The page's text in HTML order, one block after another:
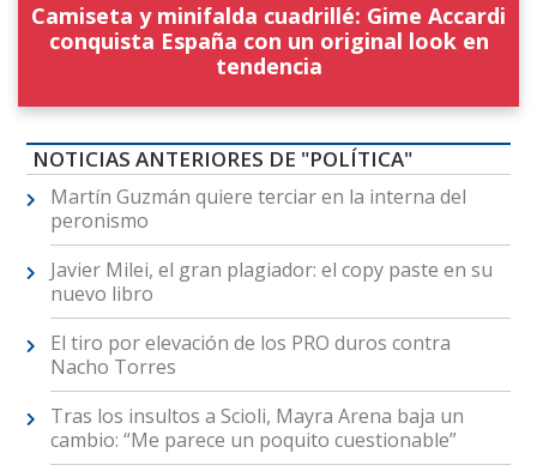
Camiseta y minifalda cuadrillé: Gime Accardi
conquista España con un original look en
tendencia
NOTICIAS ANTERIORES DE "POLÍTICA"
Martín Guzmán quiere terciar en la interna del
peronismo
Javier Milei, el gran plagiador: el copy paste en su
nuevo libro
El tiro por elevación de los PRO duros contra
Nacho Torres
Tras los insultos a Scioli, Mayra Arena baja un
cambio: “Me parece un poquito cuestionable”